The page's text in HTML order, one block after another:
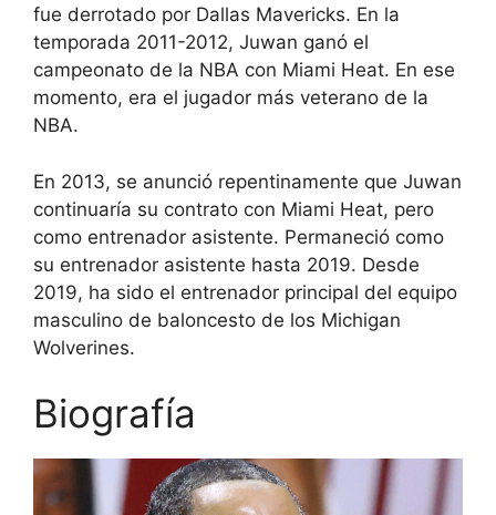
fue derrotado por Dallas Mavericks. En la
temporada 2011-2012, Juwan ganó el
campeonato de la NBA con Miami Heat. En ese
momento, era el jugador más veterano de la
NBA.
En 2013, se anunció repentinamente que Juwan
continuaría su contrato con Miami Heat, pero
como entrenador asistente. Permaneció como
su entrenador asistente hasta 2019. Desde
2019, ha sido el entrenador principal del equipo
masculino de baloncesto de los Michigan
Wolverines.
Biografía